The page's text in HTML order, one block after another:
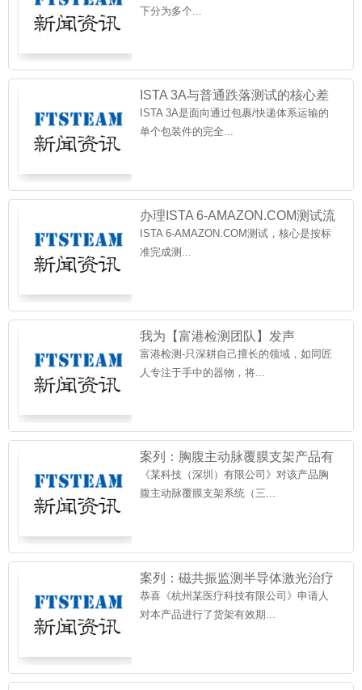
下分为多个...
ISTA 3A与普通跌落测试的核心差
异
ISTA 3A是面向通过包裹/快递体系运输的
单个包装件的完全...
办理ISTA 6-AMAZON.COM测试流
程
ISTA 6-AMAZON.COM测试，核心是‌按标
准完成测...
我为【富港检测团队】发声
富港检测-只深耕自己擅长的领域，如同匠
人专注于手中的器物，将...
案列：胸腹主动脉覆膜支架产品有
效期和包装验证
《某科技（深圳）有限公司》对该产品胸
腹主动脉覆膜支架系统（三...
案列：磁共振监测半导体激光治疗
设备货架有效期为 10 年
恭喜《杭州某医疗科技有限公司》申请人
对本产品进行了货架有效期...